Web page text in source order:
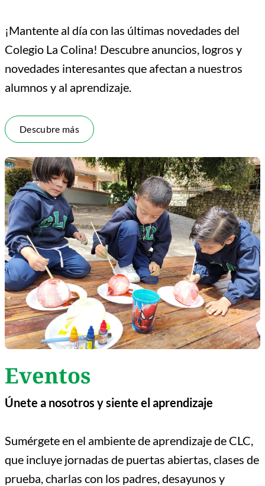
¡Mantente al día con las últimas novedades del
Colegio La Colina! Descubre anuncios, logros y
novedades interesantes que afectan a nuestros
alumnos y al aprendizaje.
Descubre más
Eventos
Únete a nosotros y siente el aprendizaje
Sumérgete en el ambiente de aprendizaje de CLC,
que incluye jornadas de puertas abiertas, clases de
prueba, charlas con los padres, desayunos y